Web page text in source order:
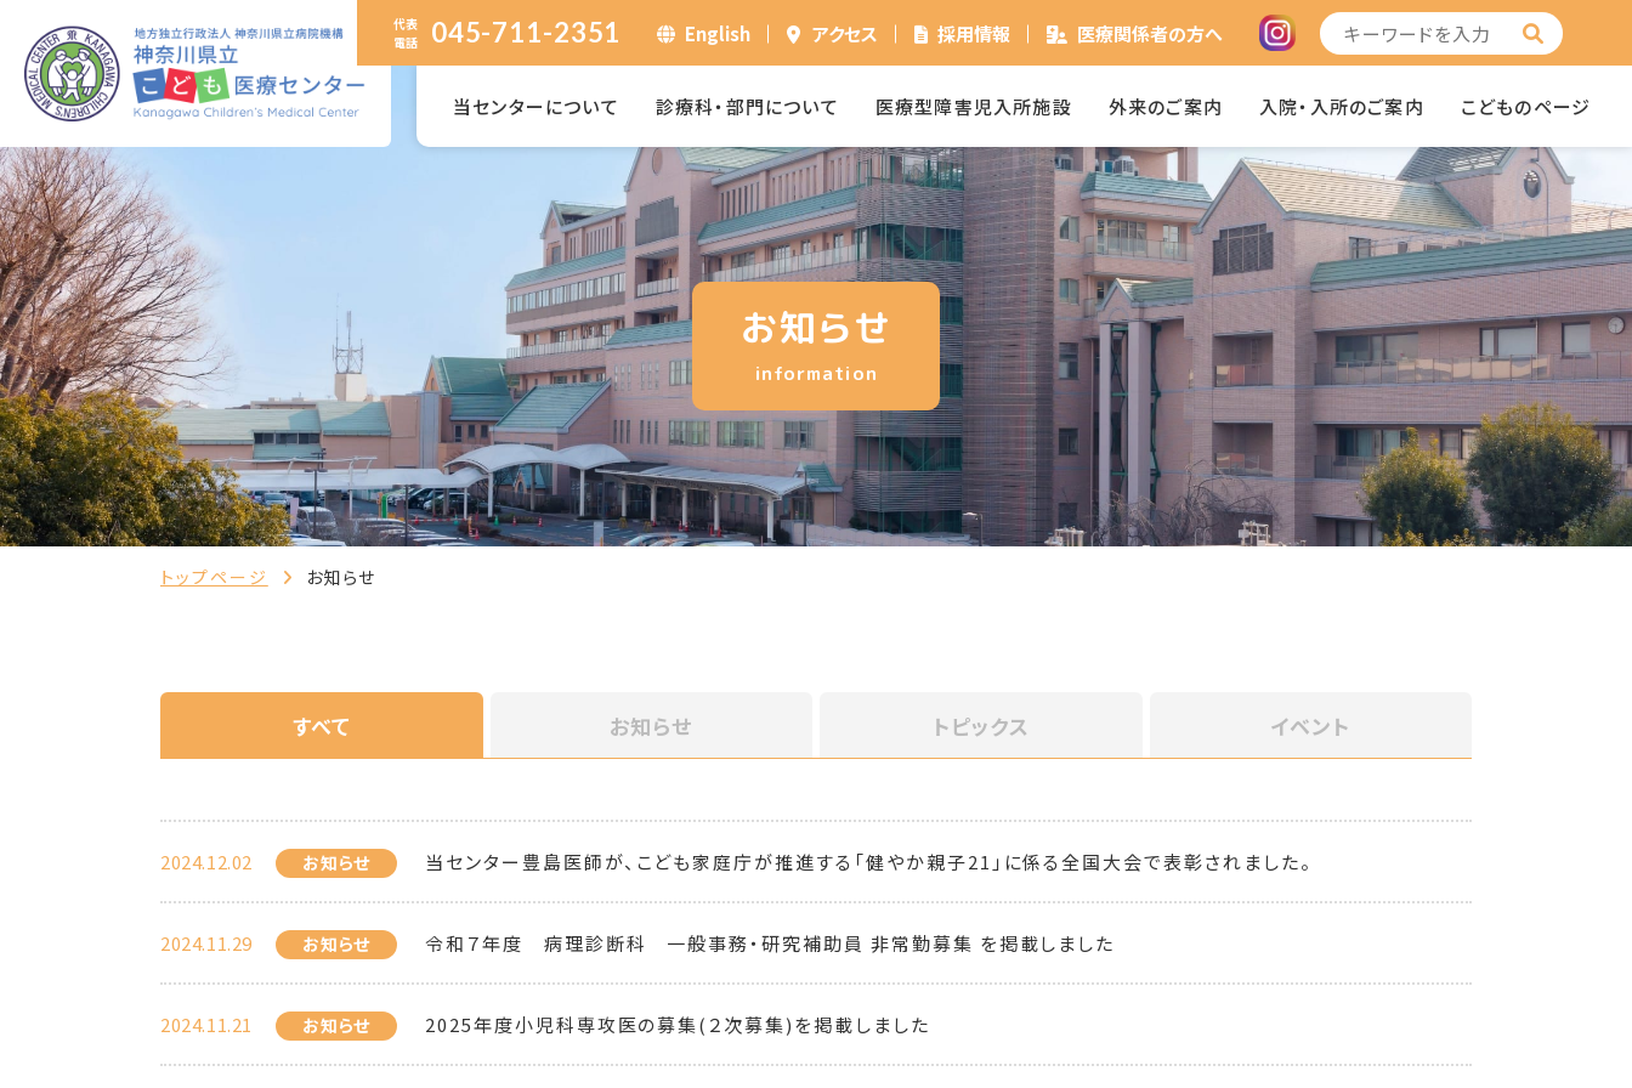
代表
電話
045-711-2351 English アクセス 採用情報 医療関係者の方へ
当センターについて 診療科・部門について 医療型障害児入所施設 外来のご案内 入院・入所のご案内 こどものページ
お知らせ
information
トップページ お知らせ
すべて お知らせ トピックス イベント
2024.12.02 お知らせ 当センター豊島医師が、こども家庭庁が推進する「健やか親子21」に係る全国大会で表彰されました。
2024.11.29 お知らせ 令和７年度 病理診断科 一般事務・研究補助員 非常勤募集 を掲載しました
2024.11.21 お知らせ 2025年度小児科専攻医の募集(２次募集)を掲載しました